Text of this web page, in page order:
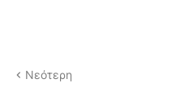
Νεότερη